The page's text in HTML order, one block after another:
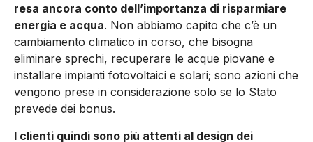
resa ancora conto dell’importanza di risparmiare
energia e acqua. Non abbiamo capito che c’è un
cambiamento climatico in corso, che bisogna
eliminare sprechi, recuperare le acque piovane e
installare impianti fotovoltaici e solari; sono azioni che
vengono prese in considerazione solo se lo Stato
prevede dei bonus.
I clienti quindi sono più attenti al design dei